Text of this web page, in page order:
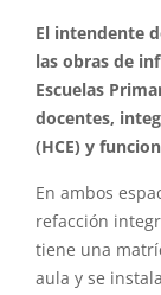
El intendente
las obras de
Escuelas
docentes,
(HCE) y
En ambos
refacción
tiene una
aula y se